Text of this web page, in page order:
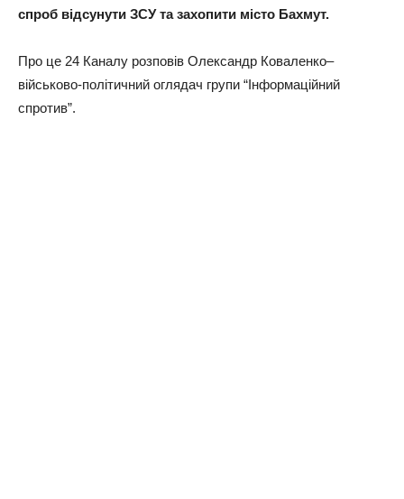
спроб відсунути ЗСУ та захопити місто Бахмут.
Про це 24 Каналу розповів Олександр Коваленко–
військово-політичний оглядач групи “Інформаційний
спротив”.